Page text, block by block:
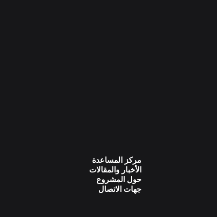
مركز المساعدة
الأخبار والمقالات
حول المشروع
جهات الاتصال